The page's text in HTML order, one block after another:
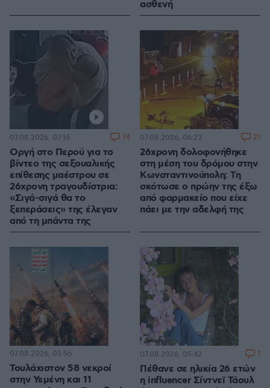
ασθενή
Οργή στο Περού για το
βίντεο της σεξουαλικής
επίθεσης μαέστρου σε
26χρονη τραγουδίστρια:
«Σιγά-σιγά θα το
ξεπεράσεις» της έλεγαν
από τη μπάντα της
07.08.2026, 07:16 74
26χρονη δολοφονήθηκε
στη μέση του δρόμου στην
Κωνσταντινούπολη: Τη
σκότωσε ο πρώην της έξω
από φαρμακείο που είχε
πάει με την αδελφή της
07.08.2026, 06:23 21
Τουλάχιστον 58 νεκροί
στην Υεμένη και 11
07.08.2026, 05:56
Πέθανε σε ηλικία 26 ετών
η influencer Σίντνεϊ Τάουλ
07.08.2026, 05:42 1